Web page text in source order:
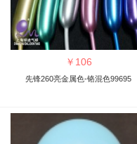
￥ 106
先锋260亮金属色-铬混色99695